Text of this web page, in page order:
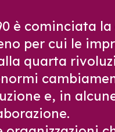
è cominciata
per cui le
quarta
e, in